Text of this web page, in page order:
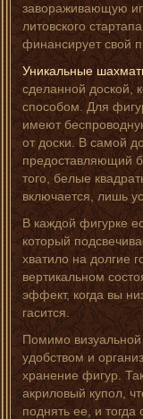
завораживающую
литовского
финансирует свой
Уникальные
сделанной доской,
способом. Для
имеют
от доски. В самой
предоставляющий
того, белые
включается, лишь
В каждой фигурке
который
хватило на долгие
вертикальном
эффект, когда вы
гасится.
Помимо
удобством и
хранение фигур.
акриловый купол,
поднять ее, и